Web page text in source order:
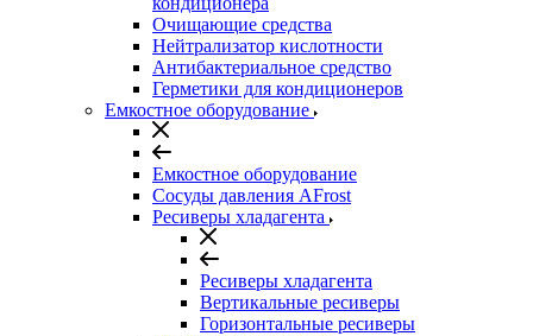
Очищающие средства
Нейтрализатор кислотности
Антибактериальное средство
Герметики для кондиционеров
Емкостное оборудование
Емкостное оборудование
Сосуды давления AFrost
Ресиверы хладагента
Ресиверы хладагента
Вертикальные ресиверы
Горизонтальные ресиверы